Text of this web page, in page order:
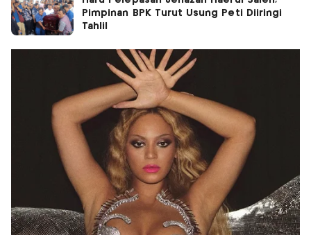
Pimpinan BPK Turut Usung Peti Diiringi
Tahlil